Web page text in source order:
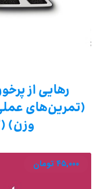
رهایی از
(تمرین‌های
وزن)
۴۵,۰۰۰ تومان